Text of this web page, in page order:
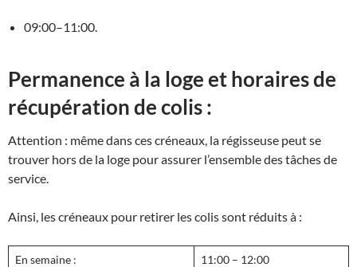
09:00–11:00.
Permanence à la loge et horaires de
récupération de colis :
Attention : même dans ces créneaux, la régisseuse peut se
trouver hors de la loge pour assurer l’ensemble des tâches de
service.
Ainsi, les créneaux pour retirer les colis sont réduits à :
En semaine : 11:00 – 12:00